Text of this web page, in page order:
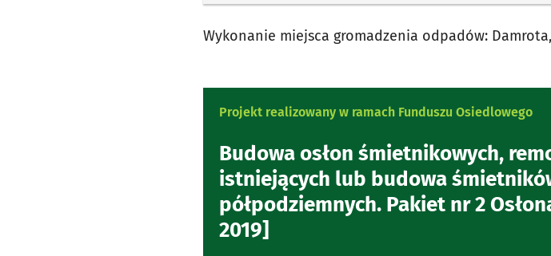
Wykonanie miejsca gromadzenia odpadów:
Projekt realizowany w ramach Funduszu Osiedlowego
Budowa osłon śmietnikowych,
istniejących lub budowa
półpodziemnych. Pakiet nr 2
2019]